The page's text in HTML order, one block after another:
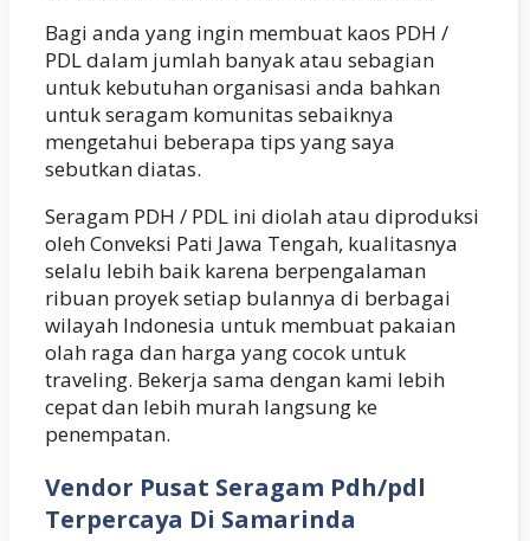
Bagi anda yang ingin membuat kaos PDH /
PDL dalam jumlah banyak atau sebagian
untuk kebutuhan organisasi anda bahkan
untuk seragam komunitas sebaiknya
mengetahui beberapa tips yang saya
sebutkan diatas.
Seragam PDH / PDL ini diolah atau diproduksi
oleh Conveksi Pati Jawa Tengah, kualitasnya
selalu lebih baik karena berpengalaman
ribuan proyek setiap bulannya di berbagai
wilayah Indonesia untuk membuat pakaian
olah raga dan harga yang cocok untuk
traveling. Bekerja sama dengan kami lebih
cepat dan lebih murah langsung ke
penempatan.
Vendor Pusat Seragam Pdh/pdl
Terpercaya Di Samarinda